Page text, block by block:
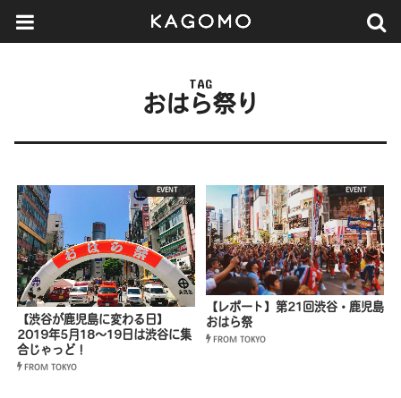
TAG
おはら祭り
EVENT
【渋谷が鹿児島に変わる日】
2019年5月18〜19日は渋谷に集
合じゃっど！
FROM TOKYO
EVENT
【レポート】第21回渋谷・鹿児島
おはら祭
FROM TOKYO